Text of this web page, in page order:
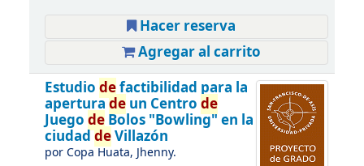
Hacer reserva
Agregar al carrito
Estudio defactibilidad para la
aperturadeun Centro de
Juego deBolos "Bowling" en la
ciudaddeVillazón
porCopa Huata, Jhenny.